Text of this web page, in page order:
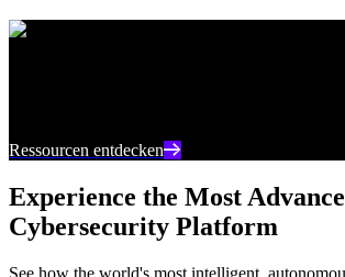
Ressourcencenter
Ressourcen entdecken
Experience the Most
Cybersecurity Platform
See how the world's most intelligent,